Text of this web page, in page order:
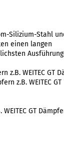
Silizium-Stahl
einen langen
WEITEC GT
z.B. WEITEC GT
GT